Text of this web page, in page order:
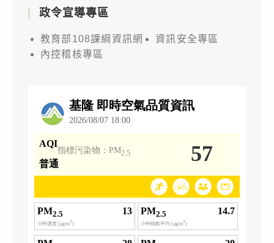
政令宣導專區
教育部108課綱資訊網
資訊安全專區
內控稽核專區